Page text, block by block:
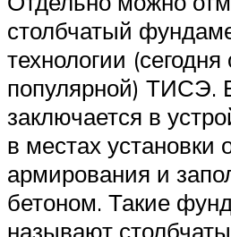
столбчатый
технологии (сегодня
популярной) ТИСЭ.
заключается в
в местах установки
армирования и
бетоном. Такие
называют